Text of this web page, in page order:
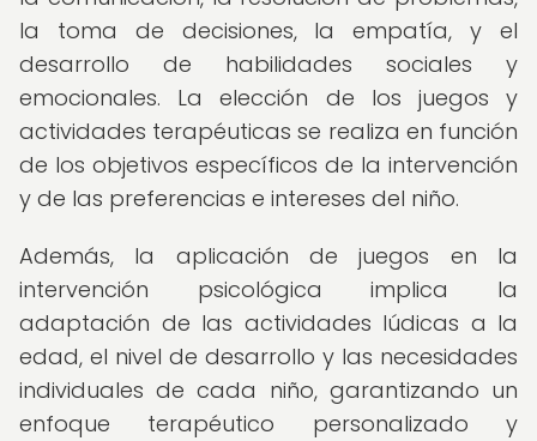
la toma de decisiones, la empatía, y el
desarrollo de habilidades sociales y
emocionales. La elección de los juegos y
actividades terapéuticas se realiza en función
de los objetivos específicos de la intervención
y de las preferencias e intereses del niño.
Además, la aplicación de juegos en la
intervención psicológica implica la
adaptación de las actividades lúdicas a la
edad, el nivel de desarrollo y las necesidades
individuales de cada niño, garantizando un
enfoque terapéutico personalizado y